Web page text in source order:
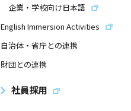
企業・学校向け日本語
English Immersion Activities
自治体・省庁との連携
財団との連携
社員採用